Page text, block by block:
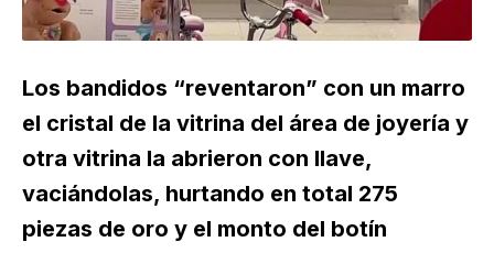
Los bandidos “reventaron” con un marro
el cristal de la vitrina del área de joyería y
otra vitrina la abrieron con llave,
vaciándolas, hurtando en total 275
piezas de oro y el monto del botín